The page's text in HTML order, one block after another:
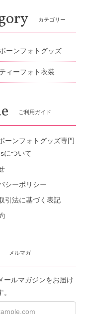
カテゴリー
ーンフォトグッズ
ィーフォト衣装
ご利用ガイド
ーンフォトグッズ専門
ついて
シーポリシー
引法に基づく表記
メルマガ
ールマガジンをお届け